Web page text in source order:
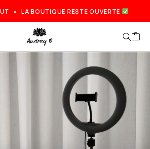
» LA BOUTIQUE RESTE OUVERTE